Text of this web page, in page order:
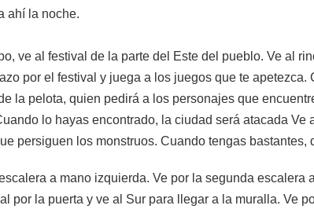
ahí la noche.
ve al festival de la parte del Este del pueblo. Ve al
por el festival y juega a los juegos que te
la pelota, quien pedirá a los personajes que
lo hayas encontrado, la ciudad será atacada
persiguen los monstruos. Cuando tengas bastantes,
a mano izquierda. Ve por la segunda escalera
por la puerta y ve al Sur para llegar a la muralla. Ve